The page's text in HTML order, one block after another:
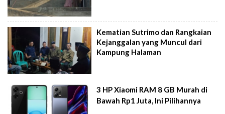
Kematian Sutrimo dan Rangkaian
Kejanggalan yang Muncul dari
Kampung Halaman
3 HP Xiaomi RAM 8 GB Murah di
Bawah Rp1 Juta, Ini Pilihannya